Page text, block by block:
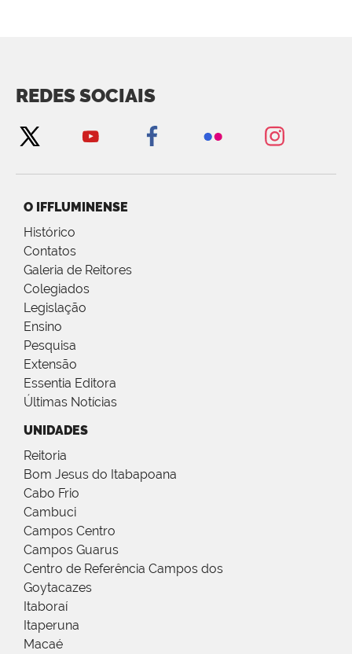
REDES SOCIAIS
O IFFLUMINENSE
Histórico
Contatos
Galeria de Reitores
Colegiados
Legislação
Ensino
Pesquisa
Extensão
Essentia Editora
Últimas Notícias
UNIDADES
Reitoria
Bom Jesus do Itabapoana
Cabo Frio
Cambuci
Campos Centro
Campos Guarus
Centro de Referência Campos dos
Goytacazes
Itaboraí
Itaperuna
Macaé